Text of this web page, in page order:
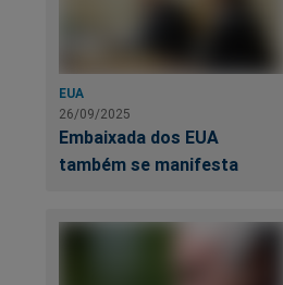
EUA
26/09/2025
Embaixada dos EUA
também se manifesta